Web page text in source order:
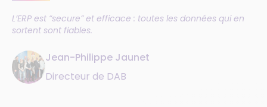
L’ERP est “secure” et efficace : toutes les données qui en
sortent sont fiables.
Jean-Philippe Jaunet
Directeur de DAB